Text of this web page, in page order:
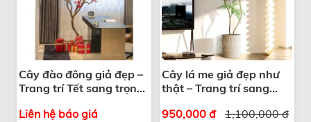
Cây đào đông giả đẹp –
Trang trí Tết sang trọng,
Liên hệ báo giá
Cây lá me giả đẹp như
thật – Trang trí sang
1,100,000 đ
950,000 đ